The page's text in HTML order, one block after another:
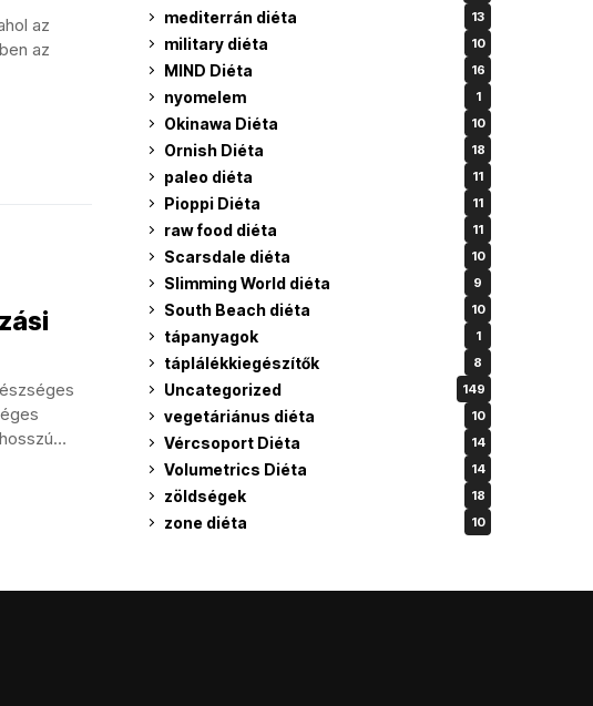
az
az
mediterrán diéta 13
military diéta 10
MIND Diéta 16
nyomelem 1
Okinawa Diéta 10
Ornish Diéta 18
paleo diéta 11
Pioppi Diéta 11
raw food diéta 11
Scarsdale diéta 10
Slimming World diéta 9
South Beach diéta 10
tápanyagok 1
táplálékkiegészítők 8
Uncategorized 149
vegetáriánus diéta 10
Vércsoport Diéta 14
Volumetrics Diéta 14
zöldségek 18
zone diéta 10